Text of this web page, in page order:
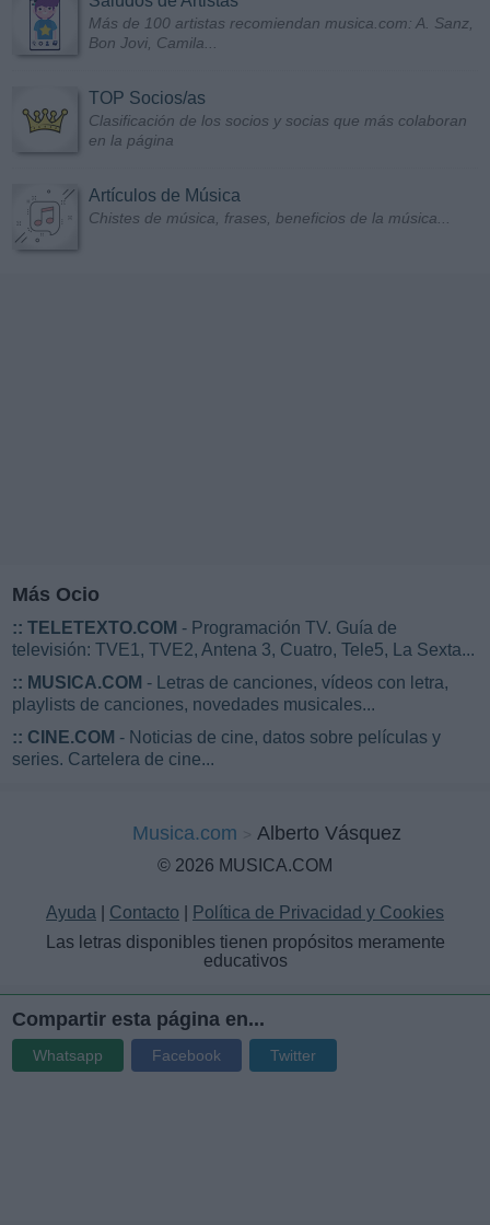
Más de 100 artistas recomiendan musica.com: A. Sanz,
Bon Jovi, Camila...
TOP Socios/as
Clasificación de los socios y socias que más colaboran
en la página
Artículos de Música
Chistes de música, frases, beneficios de la música...
Más Ocio
:: TELETEXTO.COM - Programación TV. Guía de
televisión: TVE1, TVE2, Antena 3, Cuatro, Tele5, La Sexta...
:: MUSICA.COM - Letras de canciones, vídeos con letra,
playlists de canciones, novedades musicales...
:: CINE.COM - Noticias de cine, datos sobre películas y
series. Cartelera de cine...
Musica.com Alberto Vásquez
© 2026 MUSICA.COM
Ayuda Contacto
Política de Privacidad y Cookies
Las letras disponibles tienen propósitos meramente
educativos
Compartir esta página en...
Whatsapp Facebook Twitter